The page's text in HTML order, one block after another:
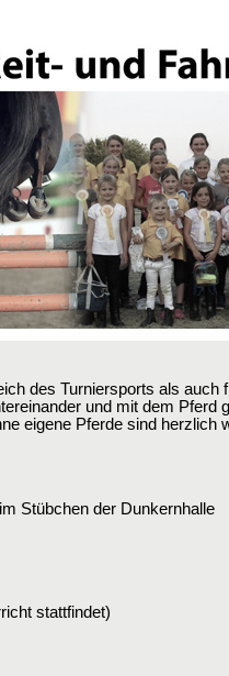
des Turniersports als auch
und mit dem Pferd
eigene Pferde sind herzlich
Stübchen der Dunkernhalle
stattfindet)